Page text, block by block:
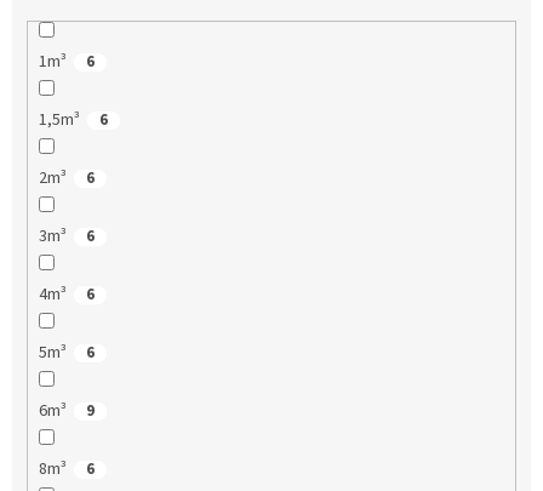
1m³ 6
1,5m³ 6
2m³ 6
3m³ 6
4m³ 6
5m³ 6
6m³ 9
8m³ 6